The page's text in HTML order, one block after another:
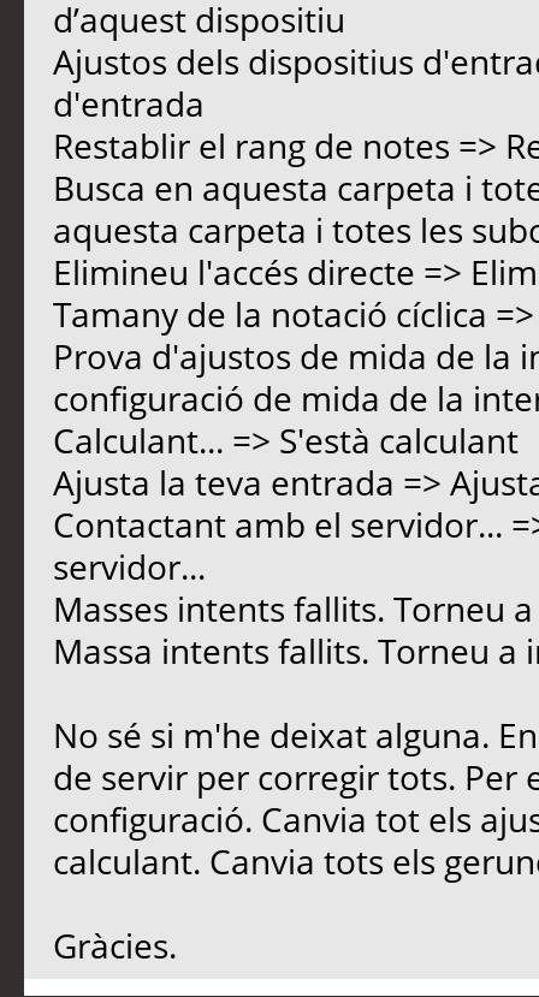
d’aquest dispositiu
Ajustos dels dispositius
d'entrada
Restablir el rang de notes =>
Busca en aquesta carpeta i
aquesta carpeta i totes les
Elimineu l'accés directe =>
Tamany de la notació cíclica
Prova d'ajustos de mida de la
configuració de mida de la
Calculant... => S'està calculant
Ajusta la teva entrada =>
Contactant amb el servidor...
servidor...
Masses intents fallits. Torneu
Massa intents fallits. Torneu
No sé si m'he deixat alguna.
de servir per corregir tots. Per
configuració. Canvia tot els
calculant. Canvia tots els
Gràcies.